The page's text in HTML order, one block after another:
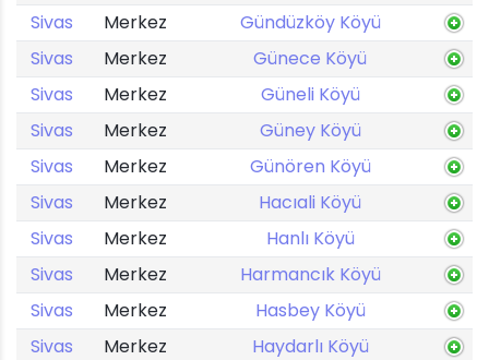
Sivas
Merkez
Gündüzköy Köyü
Sivas
Merkez
Günece Köyü
Sivas
Merkez
Güneli Köyü
Sivas
Merkez
Güney Köyü
Sivas
Merkez
Günören Köyü
Sivas
Merkez
Hacıali Köyü
Sivas
Merkez
Hanlı Köyü
Sivas
Merkez
Harmancık Köyü
Sivas
Merkez
Hasbey Köyü
Sivas
Merkez
Haydarlı Köyü